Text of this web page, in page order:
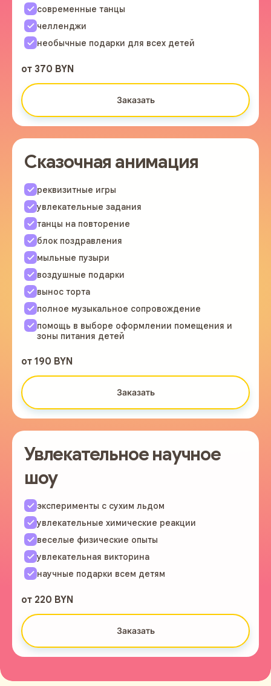
современные танцы
челленджи
необычные подарки для всех детей
от 370 BYN
Заказать
Сказочная анимация
реквизитные игры
увлекательные задания
танцы на повторение
блок поздравления
мыльные пузыри
воздушные подарки
вынос торта
полное музыкальное сопровождение
помощь в выборе оформлении помещения и
зоны питания детей
от 190 BYN
Заказать
Увлекательное научное
шоу
эксперименты с сухим льдом
увлекательные химические реакции
веселые физические опыты
увлекательная викторина
научные подарки всем детям
от 220 BYN
Заказать